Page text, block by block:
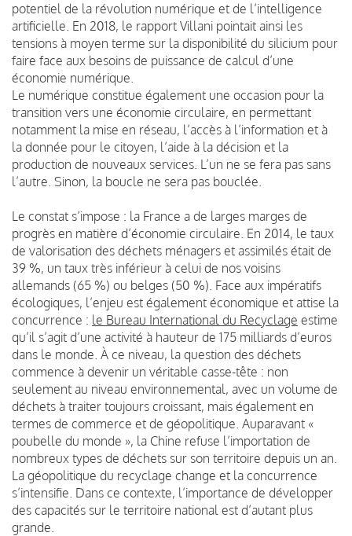
potentiel de la révolution numérique et de l’intelligence
artificielle. En 2018, le rapport Villani pointait ainsi les
tensions à moyen terme sur la disponibilité du silicium pour
faire face aux besoins de puissance de calcul d’une
économie numérique.
Le numérique constitue également une occasion pour la
transition vers une économie circulaire, en permettant
notamment la mise en réseau, l’accès à l’information et à
la donnée pour le citoyen, l’aide à la décision et la
production de nouveaux services. L’un ne se fera pas sans
l’autre. Sinon, la boucle ne sera pas bouclée.
Le constat s’impose : la France a de larges marges de
progrès en matière d’économie circulaire. En 2014, le taux
de valorisation des déchets ménagers et assimilés était de
39 %, un taux très inférieur à celui de nos voisins
allemands (65 %) ou belges (50 %). Face aux impératifs
écologiques, l’enjeu est également économique et attise la
concurrence : le Bureau International du Recyclage estime
qu’il s’agit d’une activité à hauteur de 175 milliards d’euros
dans le monde. À ce niveau, la question des déchets
commence à devenir un véritable casse-tête : non
seulement au niveau environnemental, avec un volume de
déchets à traiter toujours croissant, mais également en
termes de commerce et de géopolitique. Auparavant «
poubelle du monde », la Chine refuse l’importation de
nombreux types de déchets sur son territoire depuis un an.
La géopolitique du recyclage change et la concurrence
s’intensifie. Dans ce contexte, l’importance de développer
des capacités sur le territoire national est d’autant plus
grande.